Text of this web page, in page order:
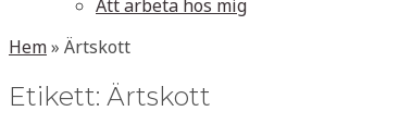
Att arbeta hos mig
Hem» Ärtskott
Etikett: Ärtskott